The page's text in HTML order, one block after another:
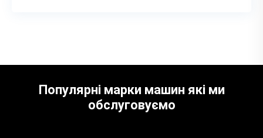
Популярні марки машин які ми
обслуговуємо